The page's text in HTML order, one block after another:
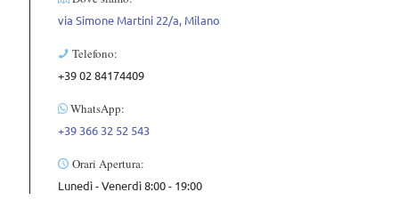
via Simone Martini 22/a, Milano
Telefono:
+39 02 84174409
WhatsApp:
+39 366 32 52 543
Orari Apertura:
Lunedì - Venerdì 8:00 - 19:00